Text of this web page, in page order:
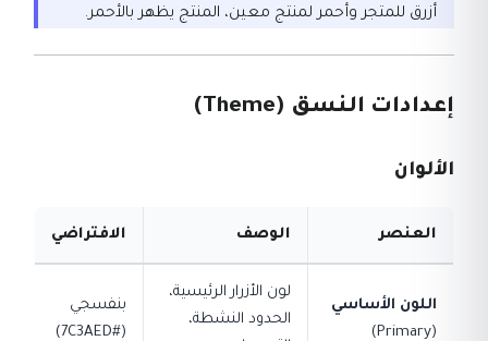
أزرق للمتجر وأحمر لمنتج معين، المنتج يظهر بالأحمر.
إعدادات النسق (Theme)
الألوان
العنصر الوصف الافتراضي
اللون الأساسي
(Primary)
لون الأزرار الرئيسية،
الحدود النشطة،
بنفسجي
(#7C3AED)